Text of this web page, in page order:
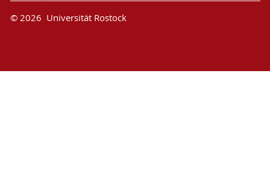
© 2026 Universität Rostock